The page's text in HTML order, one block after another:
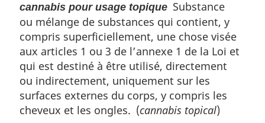
cannabis pour usage topique Substance
ou mélange de substances qui contient, y
compris superficiellement, une chose visée
aux articles 1 ou 3 de l’annexe 1 de la Loi et
qui est destiné à être utilisé, directement
ou indirectement, uniquement sur les
surfaces externes du corps, y compris les
cheveux et les ongles. (cannabis topical)